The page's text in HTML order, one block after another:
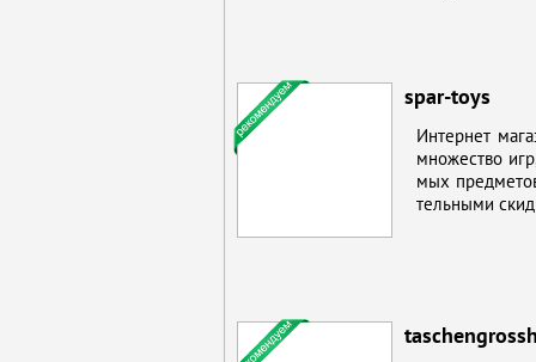
spar-toys
Ин­тернет
мно­же­ство
мых
тель­ны­ми